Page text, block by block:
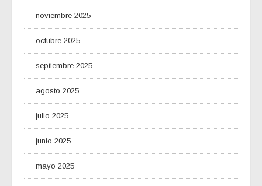
noviembre 2025
octubre 2025
septiembre 2025
agosto 2025
julio 2025
junio 2025
mayo 2025